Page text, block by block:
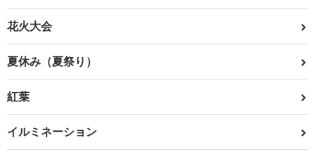
花火大会
夏休み（夏祭り）
紅葉
イルミネーション